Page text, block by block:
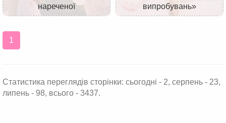
нареченої
випробувань»
1
Статистика переглядів сторінки: сьогодні - 2, серпень - 23,
липень - 98, всього - 3437.